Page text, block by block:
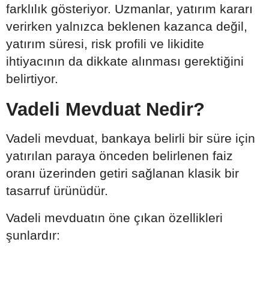
farklılık gösteriyor. Uzmanlar, yatırım kararı
verirken yalnızca beklenen kazanca değil,
yatırım süresi, risk profili ve likidite
ihtiyacının da dikkate alınması gerektiğini
belirtiyor.
Vadeli Mevduat Nedir?
Vadeli mevduat, bankaya belirli bir süre için
yatırılan paraya önceden belirlenen faiz
oranı üzerinden getiri sağlanan klasik bir
tasarruf ürünüdür.
Vadeli mevduatın öne çıkan özellikleri
şunlardır: